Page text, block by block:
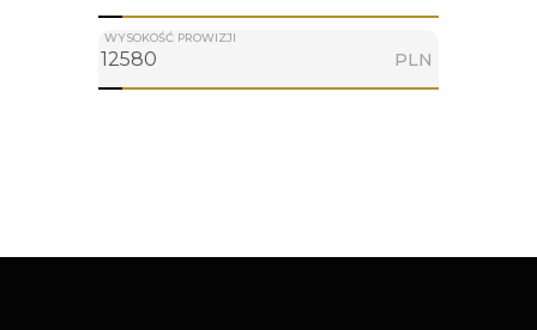
WYSOKOŚĆ PROWIZJI
PLN